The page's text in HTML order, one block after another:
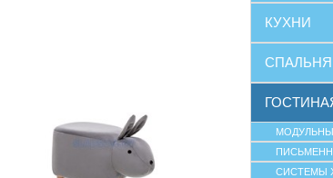
КУХНИ
СПАЛЬНЯ
СИСТЕМЫ